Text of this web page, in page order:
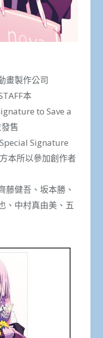
畫製作公司
本
to Save a
售
Signature
本所以參加創作者
藤健吾、坂本勝、
、中村真由美、五